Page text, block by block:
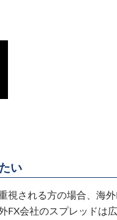
い
視される方の場合、海
FX会社のスプレッドは